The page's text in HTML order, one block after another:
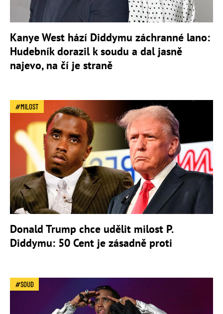
Kanye West hází Diddymu záchranné lano:
Hudebník dorazil k soudu a dal jasně
najevo, na čí je straně
MILOST
Donald Trump chce udělit milost P.
Diddymu: 50 Cent je zásadně proti
SOUD